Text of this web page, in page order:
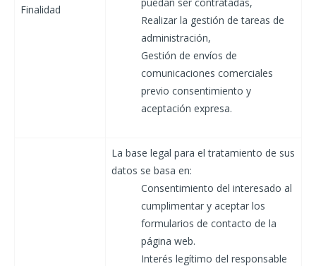
Finalidad
Realizar la gestión de tareas de
administración,
Gestión de envíos de
comunicaciones comerciales
previo consentimiento y
aceptación expresa.
La base legal para el tratamiento de sus
datos se basa en:
Consentimiento del interesado al
cumplimentar y aceptar los
formularios de contacto de la
página web.
Interés legítimo del responsable